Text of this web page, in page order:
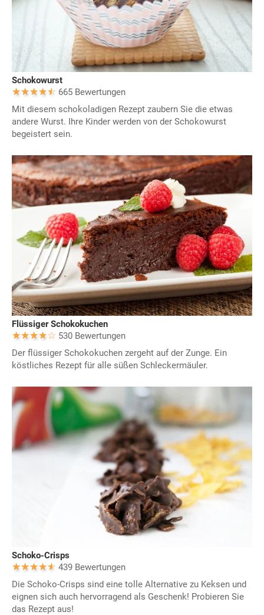
Schokowurst
665 Bewertungen
Mit diesem schokoladigen Rezept zaubern Sie die etwas
andere Wurst. Ihre Kinder werden von der Schokowurst
begeistert sein.
Flüssiger Schokokuchen
530 Bewertungen
Der flüssiger Schokokuchen zergeht auf der Zunge. Ein
köstliches Rezept für alle süßen Schleckermäuler.
Schoko-Crisps
439 Bewertungen
Die Schoko-Crisps sind eine tolle Alternative zu Keksen und
eignen sich auch hervorragend als Geschenk! Probieren Sie
das Rezept aus!